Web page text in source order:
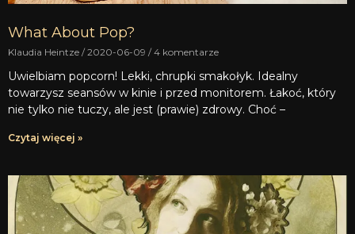
What About Pop?
Klaudia Heintze 2020-06-09 4 komentarze
Uwielbiam popcorn! Lekki, chrupki smakołyk. Idealny
towarzysz seansów w kinie i przed monitorem. Łakoć, który
nie tylko nie tuczy, ale jest (prawie) zdrowy. Choć –
Czytaj więcej »